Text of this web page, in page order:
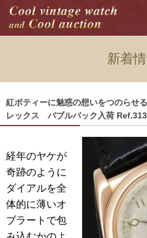
新着
紅ボティーに魅惑の想いをつのらせ
レックス バブルバック入荷
経年のヤケが
奇跡のように
ダイアルを全
体的に薄いオ
ブラートで包